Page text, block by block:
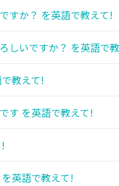
すか？ を英語で教えて!
しいですか？ を英語で
教えて!
す を英語で教えて!
英語で教えて!